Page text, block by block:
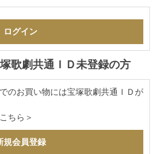
歌劇共通ＩＤ未登録の方
のお買い物には宝塚歌劇共通ＩＤが
こちら＞